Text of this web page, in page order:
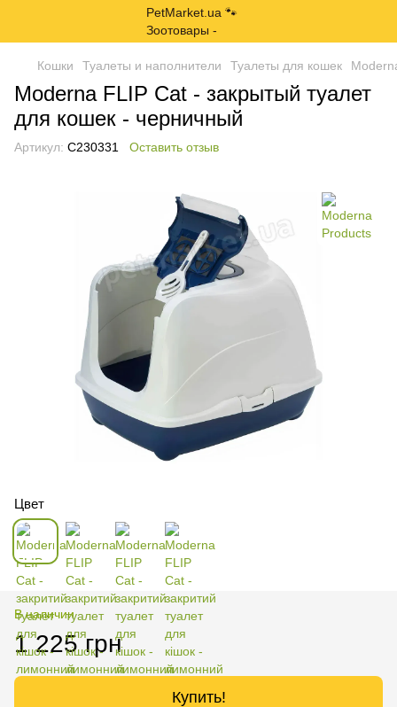
Кошки Туалеты и наполнители Туалеты для кошек
Moderna FLIP Cat - закрытый туалет
для кошек - черничный
Артикул: C230331 Оставить отзыв
Цвет
В наличии
1 225 грн
Купить!